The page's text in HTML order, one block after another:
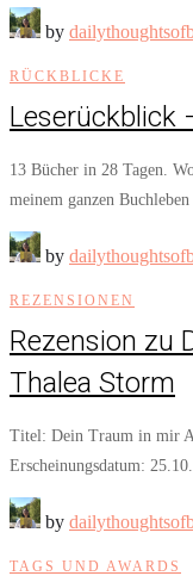
by
RÜCKBLICKE
Leserückblick
13 Bücher in 28 Tagen.
meinem ganzen Buchleben
by
REZENSIONEN
Rezension zu
Thalea Storm
Titel: Dein Traum in mir
Erscheinungsdatum:
by
TAGS UND AWARDS